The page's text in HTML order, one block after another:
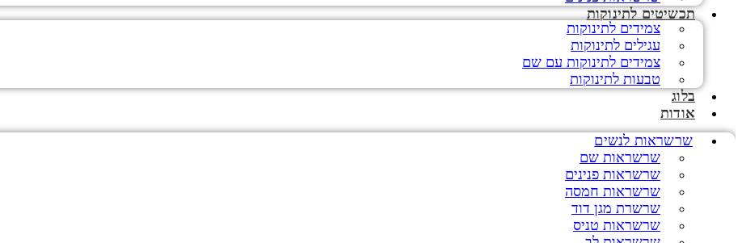
תכשיטים לתינוקות
צמידים לתינוקות
עגילים לתינוקות
צמידים לתינוקות עם שם
טבעות לתינוקות
בלוג
אודות
שרשראות לנשים
שרשראות שם
שרשראות פנינים
שרשראות חמסה
שרשרת מגן דוד
שרשראות טניס